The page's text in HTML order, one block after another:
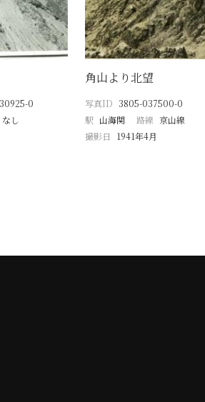
0
なし
角山より北望
写真ID 3805-037500-0
駅 山海関 路線 京山線
撮影日
1941年4月